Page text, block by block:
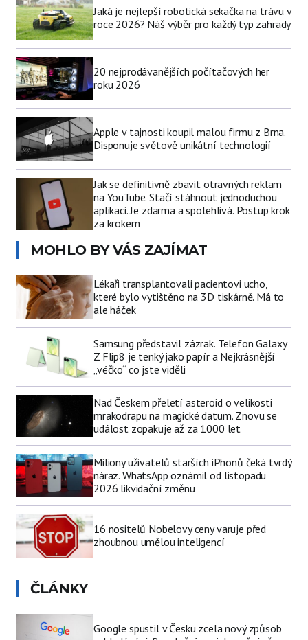
Jaká je nejlepší robotická sekačka na trávu v
roce 2026? Náš výběr pro každý typ zahrady
20 nejprodávanějších počítačových her
roku 2026
Apple v tajnosti koupil malou firmu z Brna.
Disponuje světově unikátní technologií
Jak se definitivně zbavit otravných reklam
na YouTube. Stačí stáhnout jednoduchou
aplikaci. Je zdarma a spolehlivá. Postup krok
za krokem
MOHLO BY VÁS ZAJÍMAT
Lékaři transplantovali pacientovi ucho,
které bylo vytištěno na 3D tiskárně. Má to
ale háček
Samsung představil zázrak. Telefon Galaxy
Z Flip8 je tenký jako papír a Nejkrásnější
„véčko“ co jste viděli
Nad Českem přeletí asteroid o velikosti
mrakodrapu na magické datum. Znovu se
událost zopakuje až za 1000 let
Miliony uživatelů starších iPhonů čeká tvrdý
náraz. WhatsApp oznámil od listopadu
2026 likvidační změnu
16 nositelů Nobelovy ceny varuje před
zhoubnou umělou inteligencí
ČLÁNKY
Google spustil v Česku zcela nový způsob